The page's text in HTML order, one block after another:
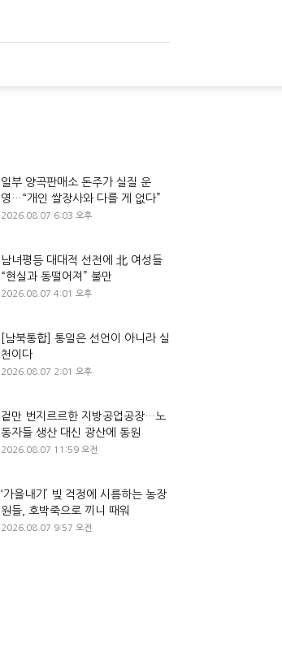
일부 양곡판매소 돈주가 실질 운
영…“개인 쌀장사와 다를 게 없다”
2026.08.07 6:03 오후
남녀평등 대대적 선전에 北 여성들
“현실과 동떨어져” 불만
2026.08.07 4:01 오후
[남북통합] 통일은 선언이 아니라 실
천이다
2026.08.07 2:01 오후
겉만 번지르르한 지방공업공장…노
동자들 생산 대신 광산에 동원
2026.08.07 11:59 오전
‘가을내기’ 빚 걱정에 시름하는 농장
원들, 호박죽으로 끼니 때워
2026.08.07 9:57 오전